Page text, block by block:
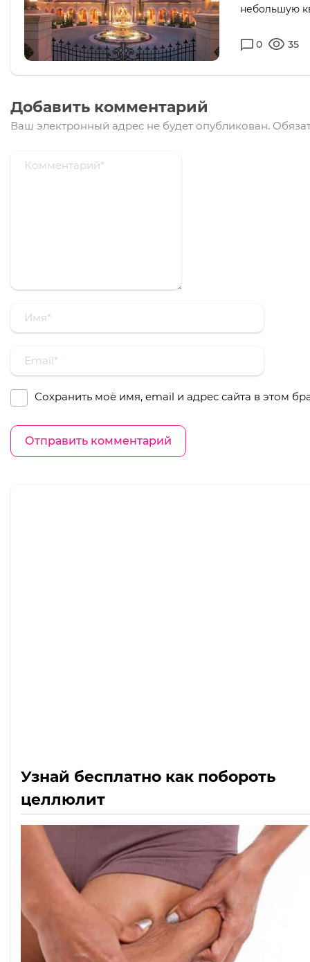
небольшую
0 35
Добавить комментарий
Ваш электронный адрес не будет опубликован.
Сохранить моё имя, email и адрес сайта в этом
Узнай бесплатно как побороть
целлюлит